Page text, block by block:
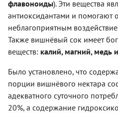
флавоноиды). Эти вещества
антиоксидантами и помогают
неблагоприятным
Также вишнёвый сок имеет
веществ: калий, магний, медь
Было установлено, что
порции вишнёвого нектара
адекватного суточного
20%, а содержание